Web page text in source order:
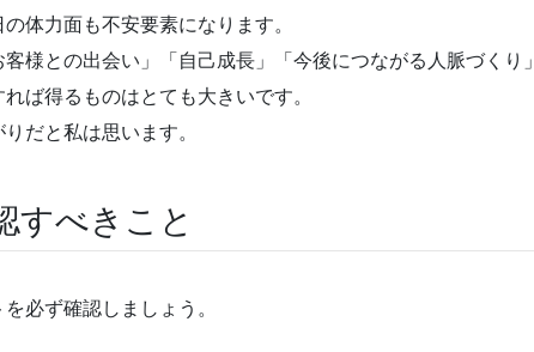
体力面も不安要素になります。
様との出会い」「自己成長」「今後につながる人脈づくり」
ば得るものはとても大きいです。
だと私は思います。
すべきこと
必ず確認しましょう。